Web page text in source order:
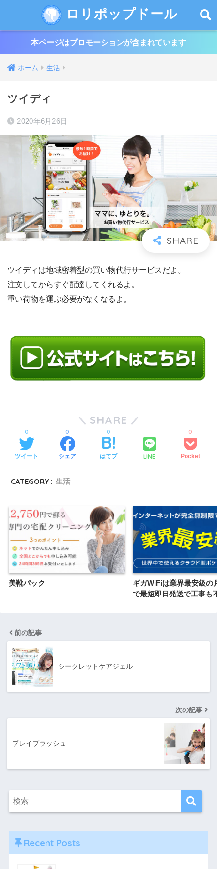
ロリポップドール
本ページはプロモーションが含まれています
ホーム 生活
ツイディ
2020年6月26日
ツイディは地域密着型の買い物代行サービスだよ。
注文してからすぐ配達してくれるよ。
重い荷物を運ぶ必要がなくなるよ。
SHARE
ツイート
0
シェア
0
はてブ
0
LINE Pocket
0
CATEGORY : 生活
美靴パック
ギガWiFiは業界最安級の
で最短即日発送で工事も
前の記事
シークレットケアジェル
次の記事
プレイブラッシュ
Recent Posts